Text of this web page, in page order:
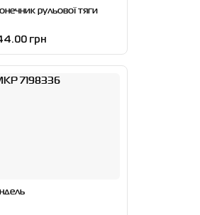
рульової тяги
грн